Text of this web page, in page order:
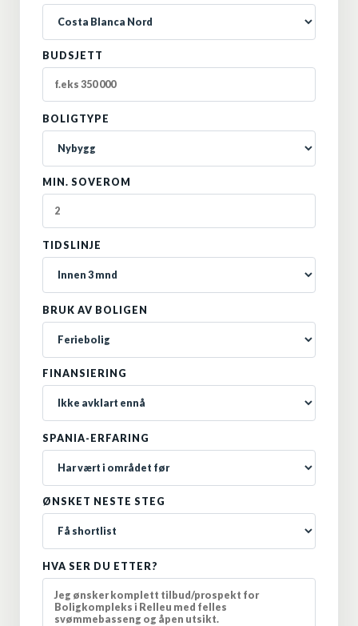
BUDSJETT
BOLIGTYPE
MIN. SOVEROM
TIDSLINJE
BRUK AV BOLIGEN
FINANSIERING
SPANIA-ERFARING
ØNSKET NESTE STEG
HVA SER DU ETTER?